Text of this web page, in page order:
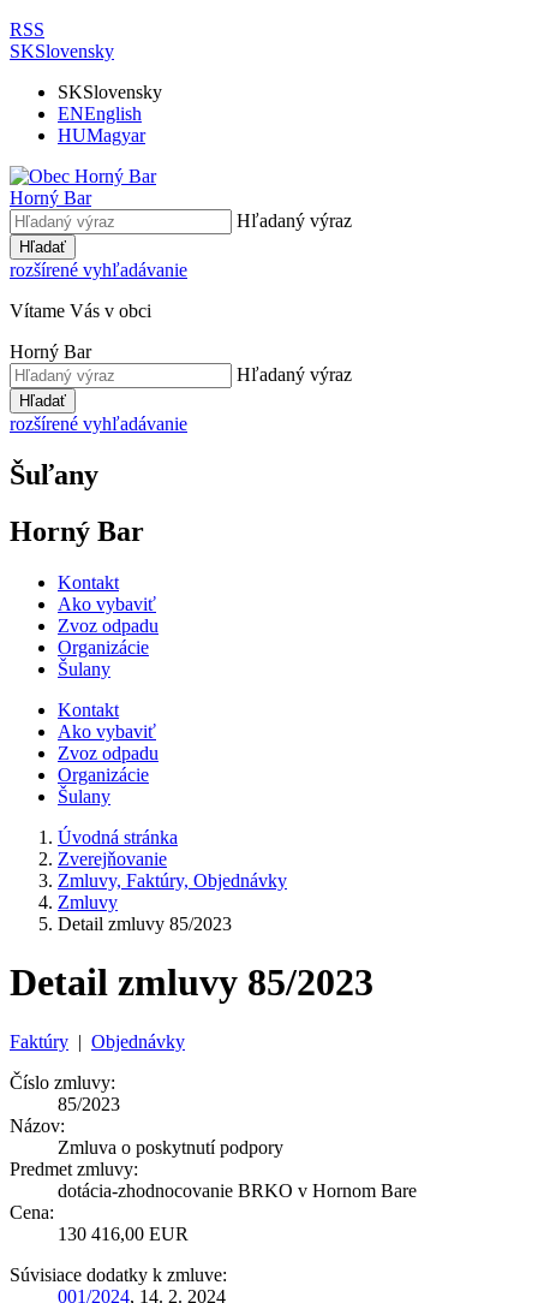
RSS
SKSlovensky
SKSlovensky
ENEnglish
HUMagyar
Horný Bar
Hľadaný výraz
Hľadať
rozšírené vyhľadávanie
Vítame Vás v obci
Horný Bar
Hľadaný výraz
Hľadať
rozšírené vyhľadávanie
Šuľany
Horný Bar
Kontakt
Ako vybaviť
Zvoz odpadu
Organizácie
Šulany
Kontakt
Ako vybaviť
Zvoz odpadu
Organizácie
Šulany
Úvodná stránka
Zverejňovanie
Zmluvy, Faktúry, Objednávky
Zmluvy
Detail zmluvy 85/2023
Detail zmluvy 85/2023
Faktúry | Objednávky
Číslo zmluvy:
85/2023
Názov:
Zmluva o poskytnutí podpory
Predmet zmluvy:
dotácia-zhodnocovanie BRKO v Hornom Bare
Cena:
130 416,00 EUR
Súvisiace dodatky k zmluve:
001/2024, 14. 2. 2024